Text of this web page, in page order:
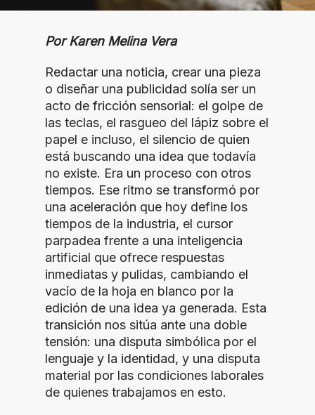
Por Karen Melina Vera
Redactar una noticia, crear una pieza
o diseñar una publicidad solía ser un
acto de fricción sensorial: el golpe de
las teclas, el rasgueo del lápiz sobre el
papel e incluso, el silencio de quien
está buscando una idea que todavía
no existe. Era un proceso con otros
tiempos. Ese ritmo se transformó por
una aceleración que hoy define los
tiempos de la industria, el cursor
parpadea frente a una inteligencia
artificial que ofrece respuestas
inmediatas y pulidas, cambiando el
vacío de la hoja en blanco por la
edición de una idea ya generada. Esta
transición nos sitúa ante una doble
tensión: una disputa simbólica por el
lenguaje y la identidad, y una disputa
material por las condiciones laborales
de quienes trabajamos en esto.